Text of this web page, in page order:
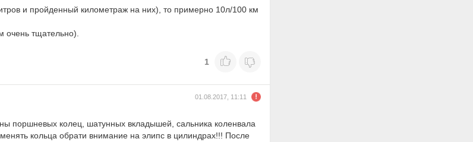
и пройденный километраж на них), то примерно 10л/100 км
очень тщательно).
1
01.08.2017, 11:11
поршневых колец, шатунных вкладышей, сальника коленвала
кольца обрати внимание на элипс в цилиндрах!!! После